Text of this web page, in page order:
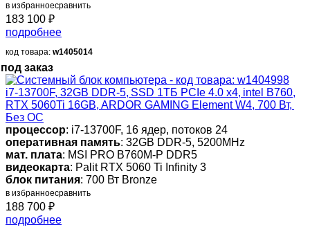
в избранноесравнить
183 100 ₽
подробнее
код товара: w1405014
под заказ
i7-13700F, 32GB DDR-5, SSD 1ТБ PCIe 4.0 x4, intel B760,
RTX 5060Ti 16GB, ARDOR GAMING Element W4, 700 Вт,
Без ОС
процессор: i7-13700F, 16 ядер, потоков 24
оперативная память: 32GB DDR-5, 5200MHz
мат. плата: MSI PRO B760M-P DDR5
видеокарта: Palit RTX 5060 Ti Infinity 3
блок питания: 700 Вт Bronze
в избранноесравнить
188 700 ₽
подробнее